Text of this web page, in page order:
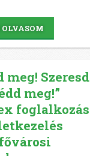
meg! Szeresd
meg!”
foglalkozás